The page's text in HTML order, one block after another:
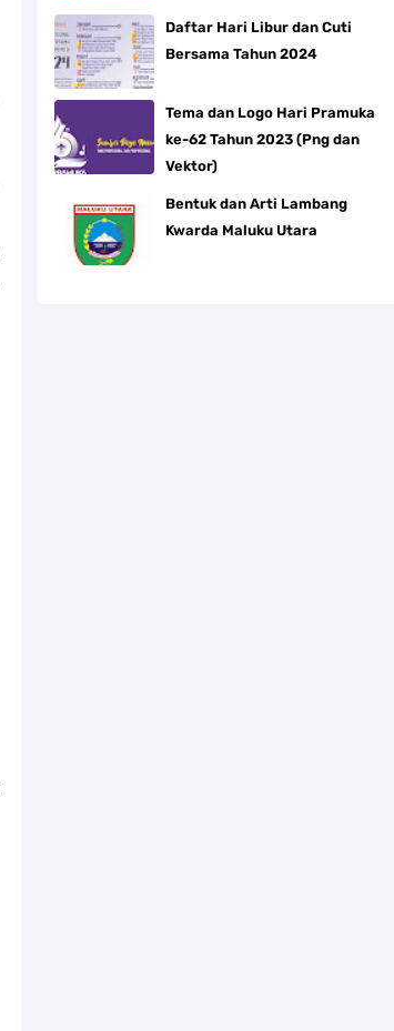
Daftar Hari Libur dan Cuti
Bersama Tahun 2024
Tema dan Logo Hari Pramuka
ke-62 Tahun 2023 (Png dan
Vektor)
Bentuk dan Arti Lambang
Kwarda Maluku Utara